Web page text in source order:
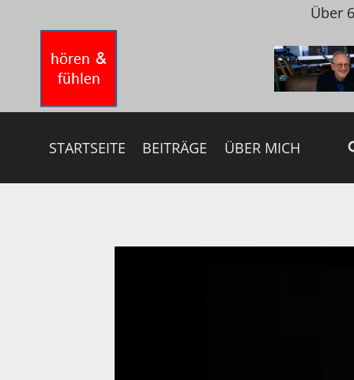
springen
Über
STARTSEITE BEITRÄGE ÜBER MICH